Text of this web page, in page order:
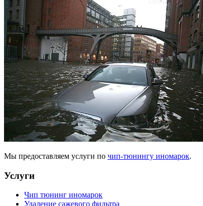
Мы предоставляем услуги по чип-тюнингу иномарок.
Услуги
Чип тюнинг иномарок
Удаление сажевого фильтра